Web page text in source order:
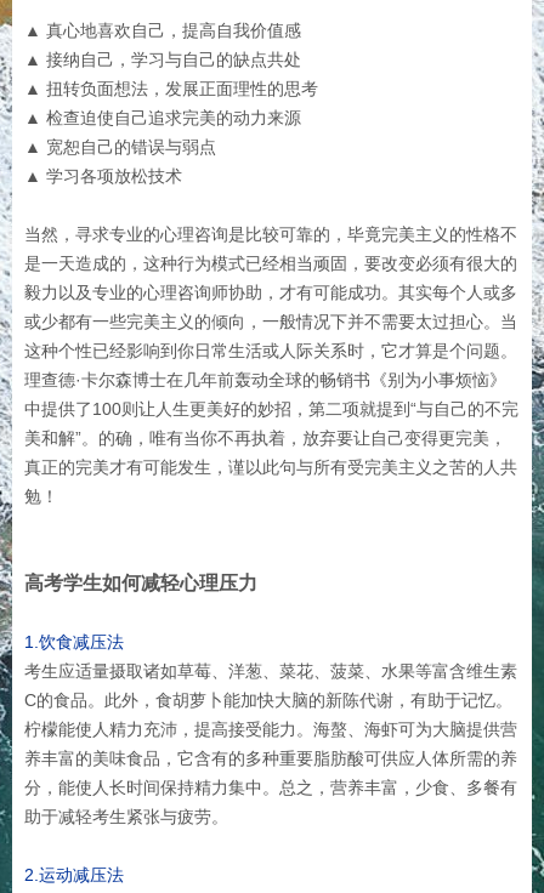
▲ 真心地喜欢自己，提高自我价值感
▲ 接纳自己，学习与自己的缺点共处
▲ 扭转负面想法，发展正面理性的思考
▲ 检查迫使自己追求完美的动力来源
▲ 宽恕自己的错误与弱点
▲ 学习各项放松技术
当然，寻求专业的心理咨询是比较可靠的，毕竟完美主义的性格不
是一天造成的，这种行为模式已经相当顽固，要改变必须有很大的
毅力以及专业的心理咨询师协助，才有可能成功。其实每个人或多
或少都有一些完美主义的倾向，一般情况下并不需要太过担心。当
这种个性已经影响到你日常生活或人际关系时，它才算是个问题。
理查德·卡尔森博士在几年前轰动全球的畅销书《别为小事烦恼》
中提供了100则让人生更美好的妙招，第二项就提到“与自己的不完
美和解”。的确，唯有当你不再执着，放弃要让自己变得更完美，
真正的完美才有可能发生，谨以此句与所有受完美主义之苦的人共
勉！
高考学生如何减轻心理压力
1.饮食减压法
考生应适量摄取诸如草莓、洋葱、菜花、菠菜、水果等富含维生素
C的食品。此外，食胡萝卜能加快大脑的新陈代谢，有助于记忆。
柠檬能使人精力充沛，提高接受能力。海螯、海虾可为大脑提供营
养丰富的美味食品，它含有的多种重要脂肪酸可供应人体所需的养
分，能使人长时间保持精力集中。总之，营养丰富，少食、多餐有
助于减轻考生紧张与疲劳。
2.运动减压法